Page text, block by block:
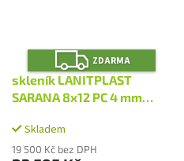
Z
D
A
R
M
ZDARMA
skleník LANITPLAST
SARANA 8x12 PC 4 mm
Skladem
19 500 Kč bez DPH